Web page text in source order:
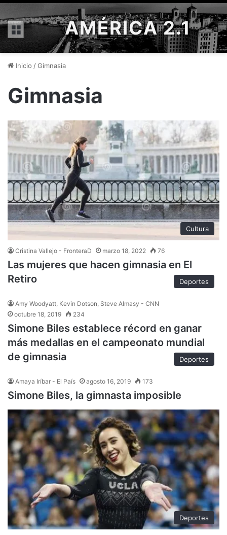
Menú AMÉRICA 2.1
Inicio /Gimnasia
Gimnasia
Cultura
Cristina Vallejo - FronteraD marzo 18, 2022 76
Las mujeres que hacen gimnasia en El
Retiro
Deportes
Amy Woodyatt, Kevin Dotson, Steve Almasy - CNN
octubre 18, 2019
234
Simone Biles establece récord en ganar
más medallas en el campeonato mundial
de gimnasia
Deportes
Amaya Iríbar - El País agosto 16, 2019 173
Simone Biles, la gimnasta imposible
Deportes